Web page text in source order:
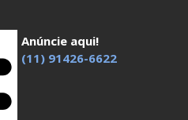
Anúncie aqui!
(11) 91426-6622